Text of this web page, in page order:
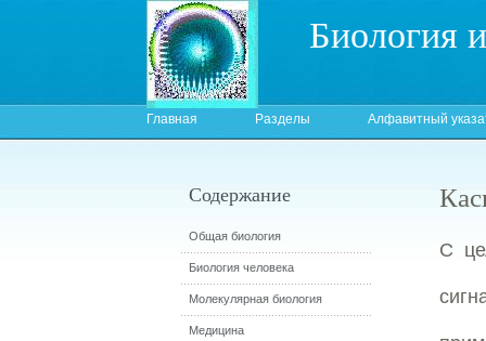
Биология
Главная Разделы Алфавитный
С
Содержание
Общая биология
Биология человека
Молекулярная биология
Медицина